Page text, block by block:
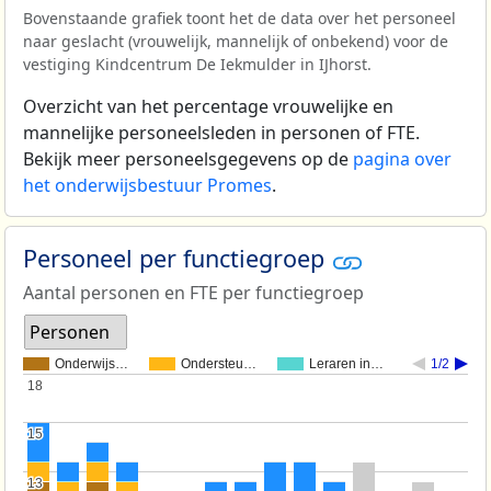
Bovenstaande grafiek toont het de data over het personeel
naar geslacht (vrouwelijk, mannelijk of onbekend) voor de
vestiging Kindcentrum De Iekmulder in IJhorst.
Overzicht van het percentage vrouwelijke en
mannelijke personeelsleden in personen of FTE.
Bekijk meer personeelsgegevens op de pagina over
het onderwijsbestuur Promes.
Personeel per functiegroep
Aantal personen en FTE per functiegroep
Personen
Onderwijs… Ondersteu… Leraren in… 1/2
13
13
15
15
18
18